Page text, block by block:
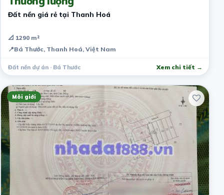
Đất nền giá rẻ tại Thanh Hoá
📐 1290 m²
📍Bá Thước, Thanh Hoá, Việt Nam
Đất nền dự án · Bá Thước Xem chi tiết →
Môi giới